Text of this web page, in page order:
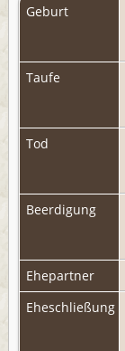
Geburt
Taufe
Tod
Beerdigung
Ehepartner
Eheschließung